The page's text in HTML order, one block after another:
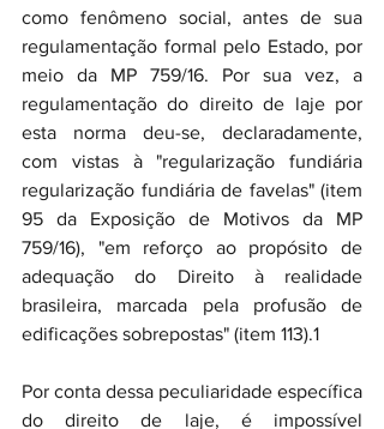
como fenômeno social, antes de sua
regulamentação formal pelo Estado, por
meio da MP 759/16. Por sua vez, a
regulamentação do direito de laje por
esta norma deu-se, declaradamente,
com vistas à "regularização fundiária
regularização fundiária de favelas" (item
95 da Exposição de Motivos da MP
759/16), "em reforço ao propósito de
adequação do Direito à realidade
brasileira, marcada pela profusão de
edificações sobrepostas" (item 113).1
Por conta dessa peculiaridade específica
do direito de laje, é impossível